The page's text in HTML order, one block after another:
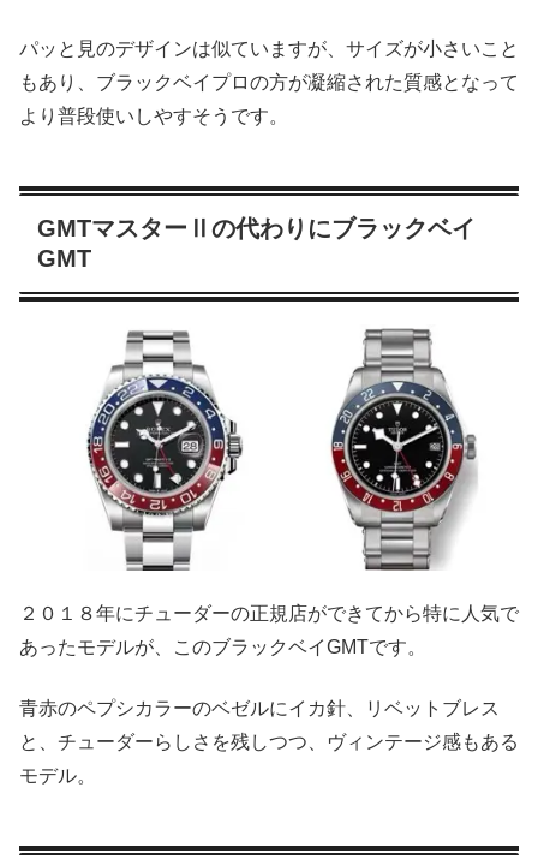
パッと見のデザインは似ていますが、サイズが小さいこと
もあり、ブラックベイプロの方が凝縮された質感となって
より普段使いしやすそうです。
GMTマスターⅡの代わりにブラックベイ
GMT
２０１８年にチューダーの正規店ができてから特に人気で
あったモデルが、このブラックベイGMTです。
青赤のペプシカラーのベゼルにイカ針、リベットブレス
と、チューダーらしさを残しつつ、ヴィンテージ感もある
モデル。